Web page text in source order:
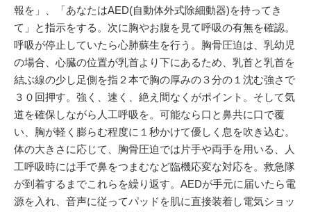
報を」、「あなたはAED(自動体外式除細動器)を持ってき
て」と指示をする。次に胸やお腹を見て呼吸の有無を確認。
呼吸が停止していたら心肺蘇生を行う。胸骨圧迫は、乳幼児
の場合、心臓の位置が乳首より下にあるため、乳首と乳首を
結ぶ線の少し足側を指２本で胸の厚みの３分の１沈む強さで
３０回押す。強く、速く、絶え間なくがポイント。そして気
道を確保しながら人工呼吸を。可能なら口と鼻共に口で覆
い、胸が軽く膨らむ程度に１秒かけて優しく息を吹き込む。
体の大きさに応じて、胸骨圧迫では片手や両手を用いる、人
工呼吸時には手で鼻をつまむなど臨機応変な対応を。救急隊
が到着するまでこれらを繰り返す。AEDが手元に届いたら電
源を入れ、音声に従ってパッドを肌に直接装着し電気ショッ